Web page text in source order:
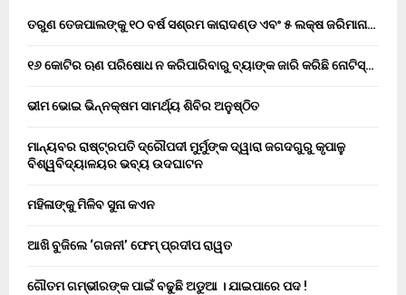
ତରୁଣ ତେଜପାଲଙ୍କୁ ୧୦ ବର୍ଷ ସଶ୍ରମ କାରାଦଣ୍ଡ ଏବଂ ₹୫ ଲକ୍ଷ ଜରିମାନା…
୧୬ କୋଟିର ଋଣ ପରିଷୋଧ ନ କରିପାରିବାରୁ ବ୍ୟାଙ୍କ ଜାରି କରିଛି ନୋଟିସ୍…
ଭୀମ ଭୋଇ ଭିନ୍ନକ୍ଷମ ସାମର୍ଥ୍ୟ ଶିବିର ଅନୁଷ୍ଠିତ
ମାନ୍ୟବର ରାଷ୍ଟ୍ରପତି ଦ୍ରୌପଦୀ ମୁର୍ମୁଙ୍କ ଦ୍ୱାରା ଜଗଦଗୁରୁ କୃପାଳୁ
ବିଶ୍ୱବିଦ୍ୟାଳୟର ଭବ୍ୟ ଉଦଘାଟନ
ମହିଳାଙ୍କୁ ମିଳିବ ସୁନା କଏନ
ଆଖି ବୁଜିଲେ ‘ଗଜନୀ’ ଫେମ୍ ପ୍ରଦୀପ ରାୱତ
ଗୌତମ ଗମ୍ଭୀରଙ୍କ ପାଇଁ ବଢୁଛି ଅଡୁଆ । ଯାଇପାରେ ପଦ !